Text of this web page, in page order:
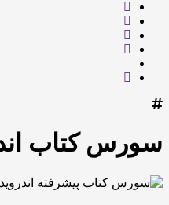
سورس کتاب